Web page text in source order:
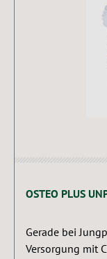
OSTEO PLUS
Gerade bei
Versorgung mit